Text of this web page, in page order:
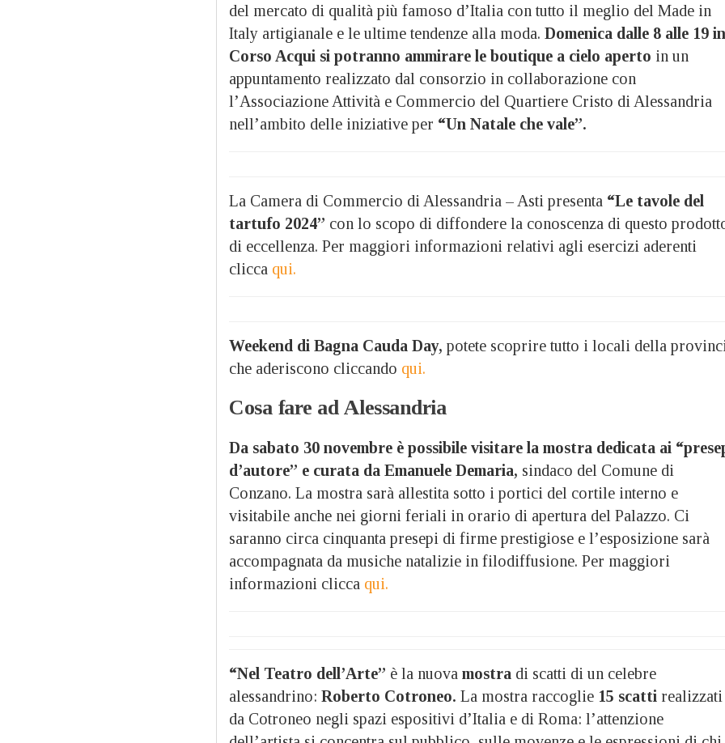
del mercato di qualità più famoso d’Italia con tutto il meglio del Made in
Italy artigianale e le ultime tendenze alla moda. Domenica dalle 8 alle 19 in
Corso Acqui si potranno ammirare le boutique a cielo aperto in un
appuntamento realizzato dal consorzio in collaborazione con
l’Associazione Attività e Commercio del Quartiere Cristo di Alessandria
nell’ambito delle iniziative per “Un Natale che vale”.
La Camera di Commercio di Alessandria – Asti presenta “Le tavole del
tartufo 2024” con lo scopo di diffondere la conoscenza di questo
di eccellenza. Per maggiori informazioni relativi agli esercizi aderenti
clicca qui.
Weekend di Bagna Cauda Day, potete scoprire tutto i locali della
che aderiscono cliccando qui.
Cosa fare ad Alessandria
Da sabato 30 novembre è possibile visitare la mostra dedicata ai
d’autore” e curata da Emanuele Demaria, sindaco del Comune di
Conzano. La mostra sarà allestita sotto i portici del cortile interno e
visitabile anche nei giorni feriali in orario di apertura del Palazzo. Ci
saranno circa cinquanta presepi di firme prestigiose e l’esposizione sarà
accompagnata da musiche natalizie in filodiffusione. Per maggiori
informazioni clicca qui.
“Nel Teatro dell’Arte” è la nuova mostra di scatti di un celebre
alessandrino: Roberto Cotroneo. La mostra raccoglie 15 scatti realizzati
da Cotroneo negli spazi espositivi d’Italia e di Roma: l’attenzione